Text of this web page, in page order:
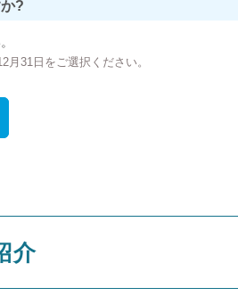
?
31日をご選択ください。
介